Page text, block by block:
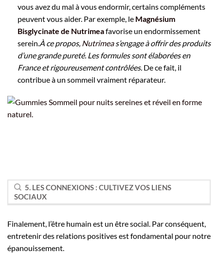
vous avez du mal à vous endormir, certains compléments
peuvent vous aider. Par exemple, le Magnésium
Bisglycinate de Nutrimeafavorise un endormissement
serein. À ce propos, Nutrimeas’engage à offrir des produits
d’une grande pureté. Les formules sont élaborées en
France et rigoureusement contrôlées. De ce fait, il
contribue à un sommeil vraiment réparateur.
5. LES CONNEXIONS : CULTIVEZ VOS LIENS
SOCIAUX
Finalement, l’être humain est un être social. Par conséquent,
entretenir des relations positives est fondamental pour notre
épanouissement.